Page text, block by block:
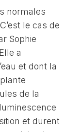
normales
le cas de
Sophie
a
et dont la
de la
et durent